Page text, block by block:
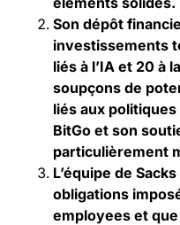
Son dépôt
investissements
liés à l’IA et 20 à
soupçons de
liés aux politiques
BitGo et son
particulièrement
L’équipe de
obligations
employees et